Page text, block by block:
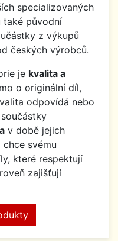
specializovaných
také původní
z výkupů
českých výrobců.
je kvalita a
o originální díl,
odpovídá nebo
v době jejich
svému
které respektují
zajišťují